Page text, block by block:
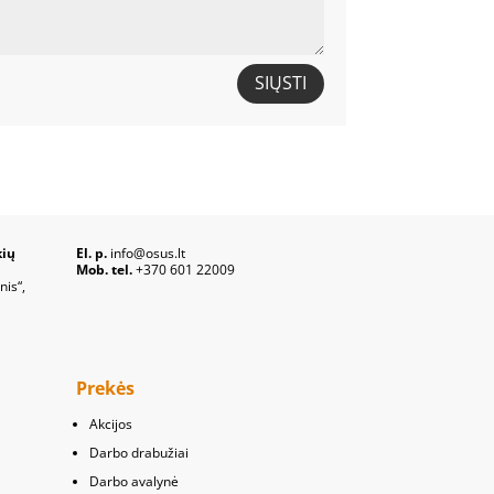
SIŲSTI
El. p.info@osus.lt
Mob. tel.+370 601 22009
Prekės
Akcijos
Darbo drabužiai
Darbo avalynė